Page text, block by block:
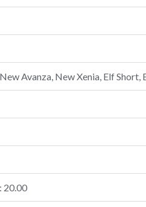
Avanza, New Xenia, Elf Short,
20.00